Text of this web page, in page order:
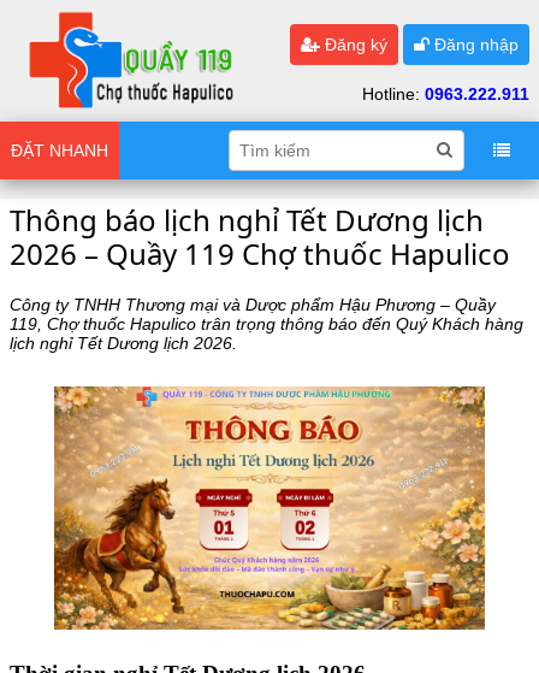
Đăng ký Đăng nhập
Hotline: 0963.222.911
ĐẶT NHANH
Thông báo lịch nghỉ Tết Dương lịch
2026 – Quầy 119 Chợ thuốc Hapulico
Công ty TNHH Thương mại và Dược phẩm Hậu Phương – Quầy
119, Chợ thuốc Hapulico trân trọng thông báo đến Quý Khách hàng
lịch nghỉ Tết Dương lịch 2026.